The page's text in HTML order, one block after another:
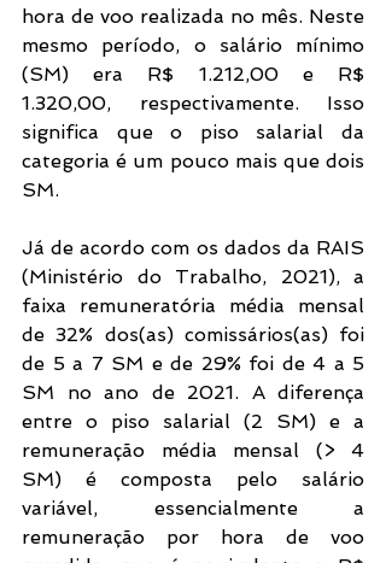
hora de voo realizada no mês. Neste
mesmo período, o salário mínimo
(SM) era R$ 1.212,00 e R$
1.320,00, respectivamente. Isso
significa que o piso salarial da
categoria é um pouco mais que dois
SM.
Já de acordo com os dados da RAIS
(Ministério do Trabalho, 2021), a
faixa remuneratória média mensal
de 32% dos(as) comissários(as) foi
de 5 a 7 SM e de 29% foi de 4 a 5
SM no ano de 2021. A diferença
entre o piso salarial (2 SM) e a
remuneração média mensal (> 4
SM) é composta pelo salário
variável, essencialmente a
remuneração por hora de voo